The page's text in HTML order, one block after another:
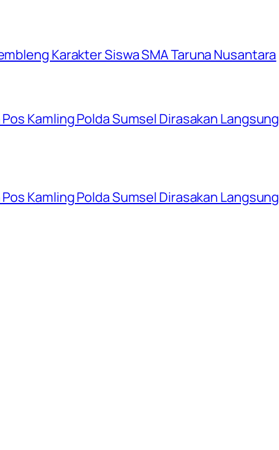
Karakter Siswa SMA Taruna Nusantara
Kamling Polda Sumsel Dirasakan Langsung
Kamling Polda Sumsel Dirasakan Langsung